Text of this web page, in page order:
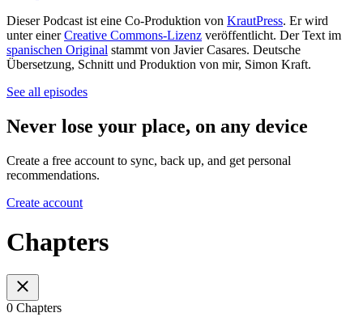
Dieser Podcast ist eine Co-Produktion von KrautPress. Er wird
unter einerCreative Commons-Lizenz veröffentlicht. Der Text im
spanischen Original stammt von Javier Casares. Deutsche
Übersetzung, Schnitt und Produktion von mir, Simon Kraft.
See all episodes
Never lose your place, on any device
Create a free account to sync, back up, and get personal
recommendations.
Create account
Chapters
0 Chapters